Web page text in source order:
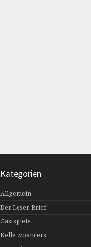
Kategorien
Allgemein
Der Leser-Brief
Gastspiele
Kelle woanders